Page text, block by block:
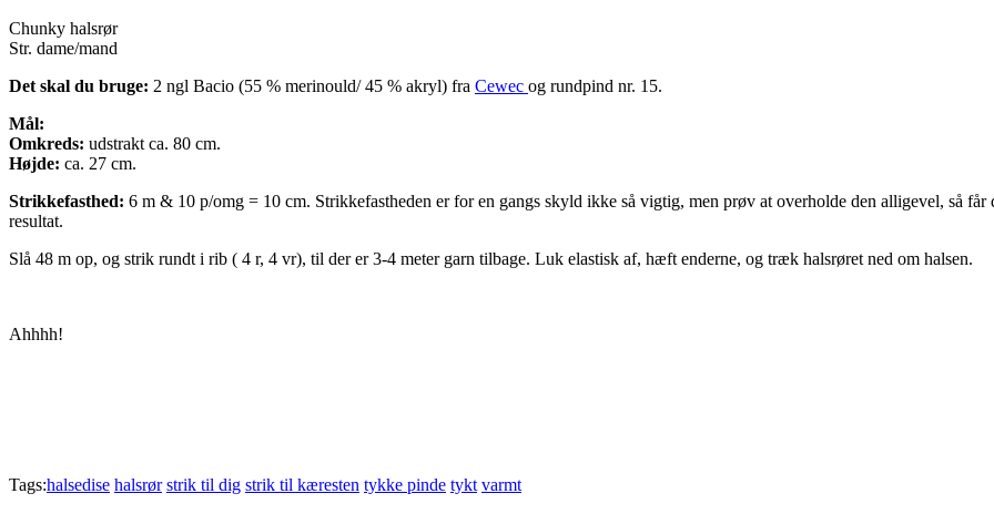
Chunky halsrør
Str. dame/mand
Det skal du bruge: 2 ngl Bacio (55 % merinould/ 45 % akryl) fra Cewec og rundpind nr. 15.
Mål:
Omkreds: udstrakt ca. 80 cm.
Højde: ca. 27 cm.
Strikkefasthed: 6 m & 10 p/omg = 10 cm. Strikkefastheden er for en gangs skyld ikke så vigtig, men prøv at overholde den alligevel, så får
resultat.
Slå 48 m op, og strik rundt i rib ( 4 r, 4 vr), til der er 3-4 meter garn tilbage. Luk elastisk af, hæft enderne, og træk halsrøret ned om halsen.
Ahhhh!
Tags:halsedise halsrør strik til dig strik til kæresten tykke pinde tykt varmt